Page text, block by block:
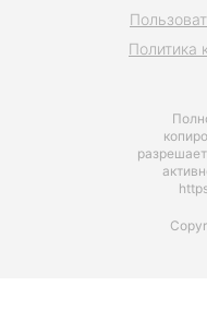
Политика